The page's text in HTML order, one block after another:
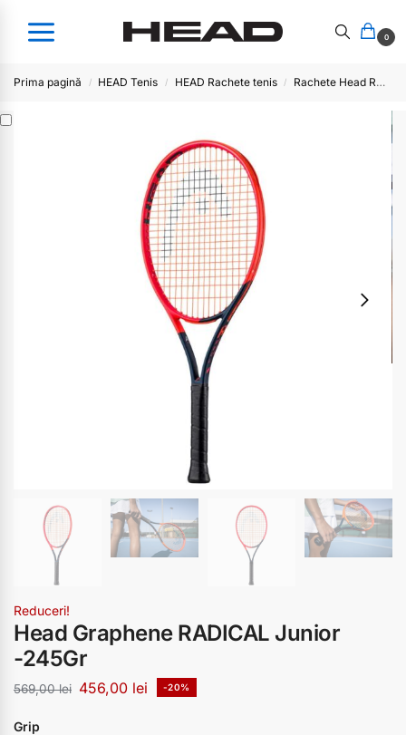
0
Prima pagină / HEAD Tenis / HEAD Rachete tenis / Rachete Head RADICAL
Reduceri!
Head Graphene RADICAL Junior
-245Gr
569,00lei 456,00 lei -20%
Grip